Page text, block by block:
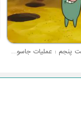
قسمت پنجم : عملیات جاسوسی